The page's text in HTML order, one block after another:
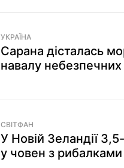
УКРАЇНА
Сарана дісталась
навалу
СВІТФАН
У Новій Зеландії
у човен з рибалками